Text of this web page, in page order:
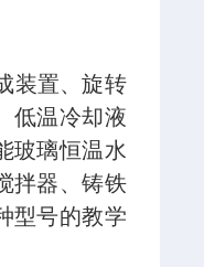
装置、旋转
低温冷却液
玻璃恒温水
拌器、铸铁
型号的教学